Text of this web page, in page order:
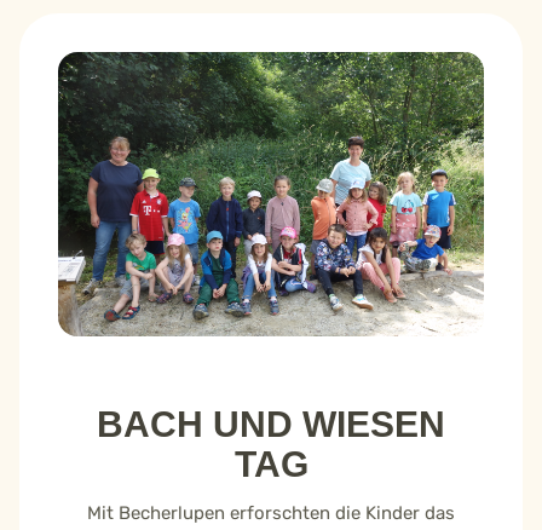
BACH UND WIESEN
TAG
Mit Becherlupen erforschten die Kinder das